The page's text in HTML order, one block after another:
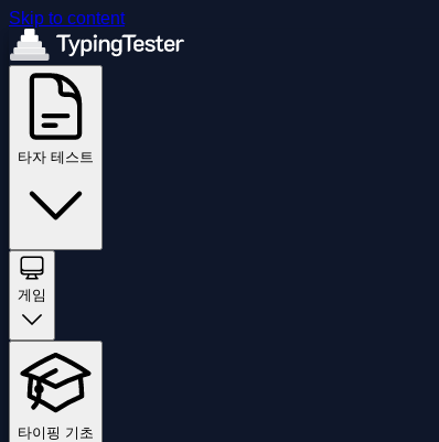
Skip to content
타자 테스트
게임
타이핑 기초